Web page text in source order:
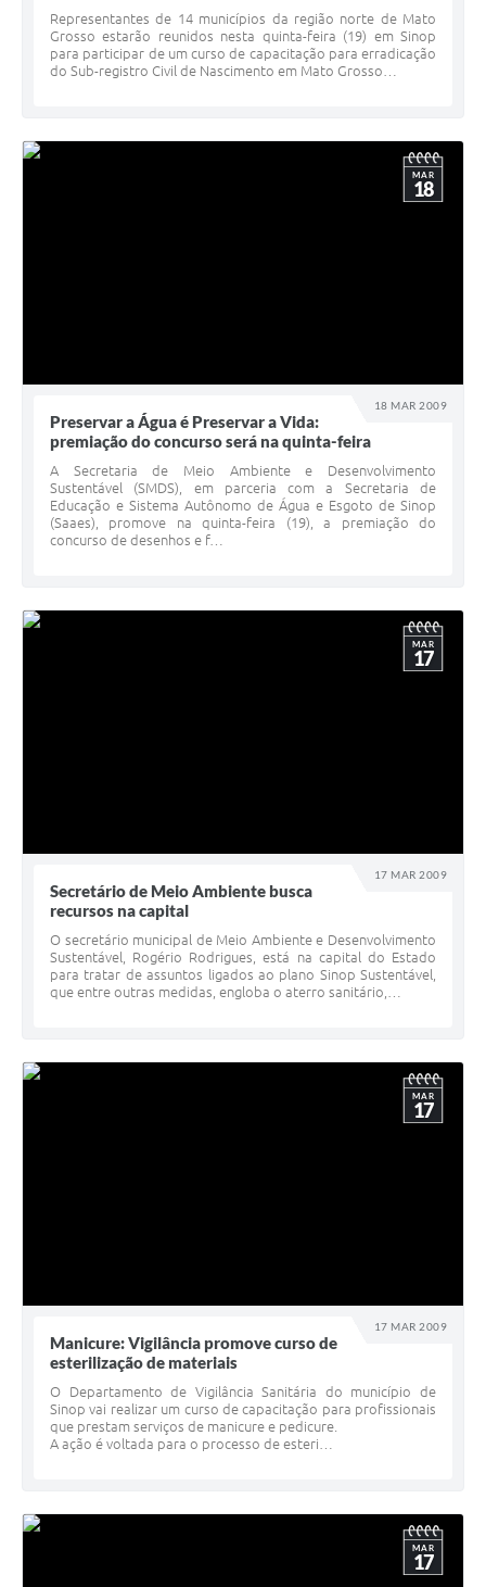
Representantes de 14 municípios da região norte de Mato
Grosso estarão reunidos nesta quinta-feira (19) em Sinop
para participar de um curso de capacitação para erradicação
do Sub-registro Civil de Nascimento em Mato Grosso…
18 MAR 2009
MAR
18
Preservar a Água é Preservar a Vida:
premiação do concurso será na quinta-feira
A Secretaria de Meio Ambiente e Desenvolvimento
Sustentável (SMDS), em parceria com a Secretaria de
Educação e Sistema Autônomo de Água e Esgoto de Sinop
(Saaes), promove na quinta-feira (19), a premiação do
concurso de desenhos e f…
17 MAR 2009
MAR
17
Secretário de Meio Ambiente busca
recursos na capital
O secretário municipal de Meio Ambiente e Desenvolvimento
Sustentável, Rogério Rodrigues, está na capital do Estado
para tratar de assuntos ligados ao plano Sinop Sustentável,
que entre outras medidas, engloba o aterro sanitário,…
17 MAR 2009
MAR
17
Manicure: Vigilância promove curso de
esterilização de materiais
O Departamento de Vigilância Sanitária do município de
Sinop vai realizar um curso de capacitação para profissionais
que prestam serviços de manicure e pedicure.
A ação é voltada para o processo de esteri…
MAR
17